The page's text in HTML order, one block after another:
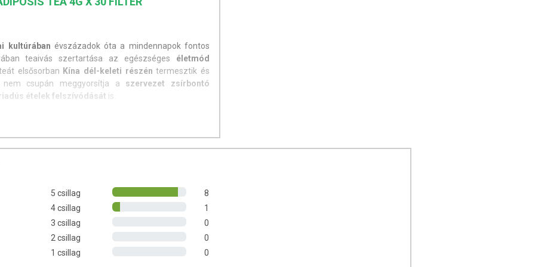
kultúrában évszázadok óta a mindennapok fontos
teaivás szertartása az egészséges életmód
elsősorban Kína dél-keleti részén termesztik és
nem csupán meggyorsítja a szervezet zsírbontó
ételek felszívódását is.
egy különösen értékes talajon termesztett, speciális
vízzel leforrázzuk és 10-15 percig állni hagyjuk.
javasolt.
hűvös helyen.
5 csillag
8
4 csillag
1
3 csillag
0
2 csillag
0
1 csillag
0